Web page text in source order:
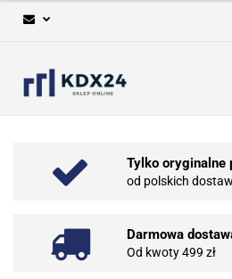
Tylko oryginalne
od polskich
Darmowa
Od kwoty 499 zł